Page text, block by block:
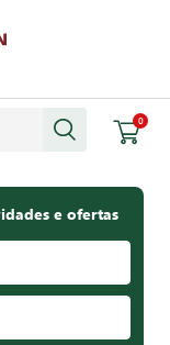
0
e ofertas